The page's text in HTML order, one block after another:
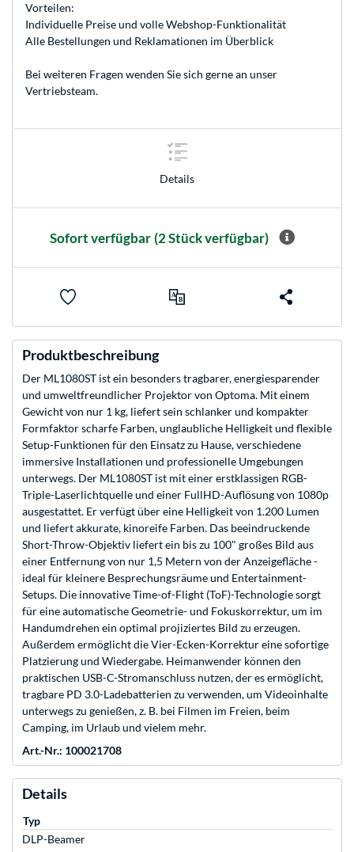
Vorteilen:
Individuelle Preise und volle Webshop-Funktionalität
Alle Bestellungen und Reklamationen im Überblick
Bei weiteren Fragen wenden Sie sich gerne an unser
Vertriebsteam.
Details
Sofort verfügbar (2 Stück verfügbar)
Produktbeschreibung
Der ML1080ST ist ein besonders tragbarer, energiesparender
und umweltfreundlicher Projektor von Optoma. Mit einem
Gewicht von nur 1 kg, liefert sein schlanker und kompakter
Formfaktor scharfe Farben, unglaubliche Helligkeit und flexible
Setup-Funktionen für den Einsatz zu Hause, verschiedene
immersive Installationen und professionelle Umgebungen
unterwegs. Der ML1080ST ist mit einer erstklassigen RGB-
Triple-Laserlichtquelle und einer FullHD-Auflösung von 1080p
ausgestattet. Er verfügt über eine Helligkeit von 1.200 Lumen
und liefert akkurate, kinoreife Farben. Das beeindruckende
Short-Throw-Objektiv liefert ein bis zu 100" großes Bild aus
einer Entfernung von nur 1,5 Metern von der Anzeigefläche -
ideal für kleinere Besprechungsräume und Entertainment-
Setups. Die innovative Time-of-Flight (ToF)-Technologie sorgt
für eine automatische Geometrie- und Fokuskorrektur, um im
Handumdrehen ein optimal projiziertes Bild zu erzeugen.
Außerdem ermöglicht die Vier-Ecken-Korrektur eine sofortige
Platzierung und Wiedergabe. Heimanwender können den
praktischen USB-C-Stromanschluss nutzen, der es ermöglicht,
tragbare PD 3.0-Ladebatterien zu verwenden, um Videoinhalte
unterwegs zu genießen, z. B. bei Filmen im Freien, beim
Camping, im Urlaub und vielem mehr.
Art.-Nr.: 100021708
Details
Typ
DLP-Beamer